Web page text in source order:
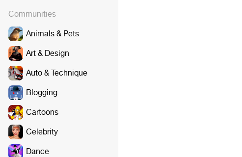
Communities
Animals & Pets
Art & Design
Auto & Technique
Blogging
Cartoons
Celebrity
Dance